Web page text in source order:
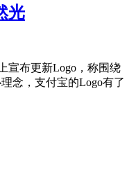
光
宣布更新Logo，称围绕
念，支付宝的Logo有了